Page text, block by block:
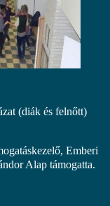
(diák és felnőtt)
Emberi
Alap támogatta.